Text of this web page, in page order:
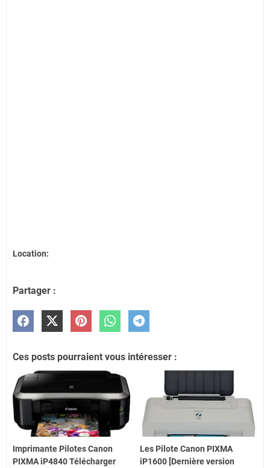
Location:
Partager :
Ces posts pourraient vous intéresser :
Imprimante Pilotes Canon
PIXMA iP4840 Télécharger
Les Pilote Canon PIXMA
iP1600 [Dernière version